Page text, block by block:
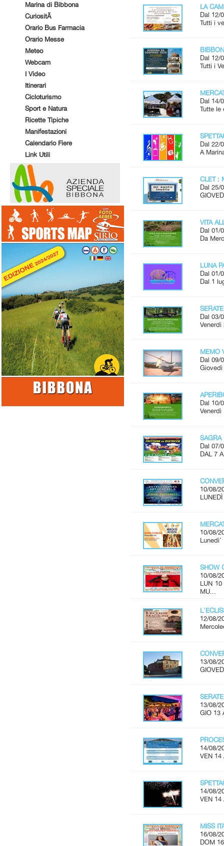
Marina di Bibbona
CuriositÃ
Orario Bus Farmacia
Orario Messe
Meteo
Webcam
I Video
Itinerari
Cicloturismo
Sport e Natura
Ricette Tipiche
Manifestazioni
Calendario Fiere
Link Utili
LA
Dal 12/
Tutti i
Dal 12/
Tutti i
Dal 14/
Tutte le
Dal 22/
A
CLET :
Dal 25/
VITA
Dal 01/
Da
LUNA
Dal 01/
Dal 1
Dal 03/
MEMO
Dal 09/
Dal 10/
SAGRA
Dal 07/
DAL 7
10/08/
10/08/
Lunedì'
SHOW
10/08/
LUN 10
MU...
12/08/
13/08/
13/08/
GIO 13
14/08/
VEN 14
14/08/
VEN 14
MISS
16/08/
DOM